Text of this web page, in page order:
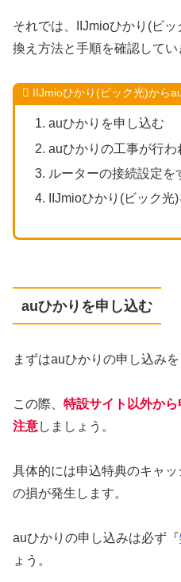
それでは、IIJmioひかり(ビ
換え方法と手順を確認してい
IIJmioひかり(ビック光)から
auひかりを申し込む
auひかりの工事が行わ
ルーターの接続設定を
IIJmioひかり(ビック光
auひかりを申し込む
まずはauひかりの申し込みを
この際、 特設サイト以外か
注意しましょう。
具体的には申込特典のキャ
の損が発生します。
auひかりの申し込みは必ず『
ょう。